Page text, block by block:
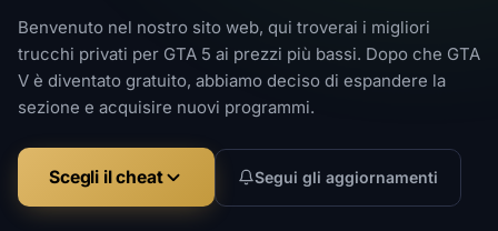
Benvenuto nel nostro sito web, qui troverai i migliori
trucchi privati ​​per GTA 5 ai prezzi più bassi. Dopo che GTA
V è diventato gratuito, abbiamo deciso di espandere la
sezione e acquisire nuovi programmi.
Scegli il cheat Segui gli aggiornamenti